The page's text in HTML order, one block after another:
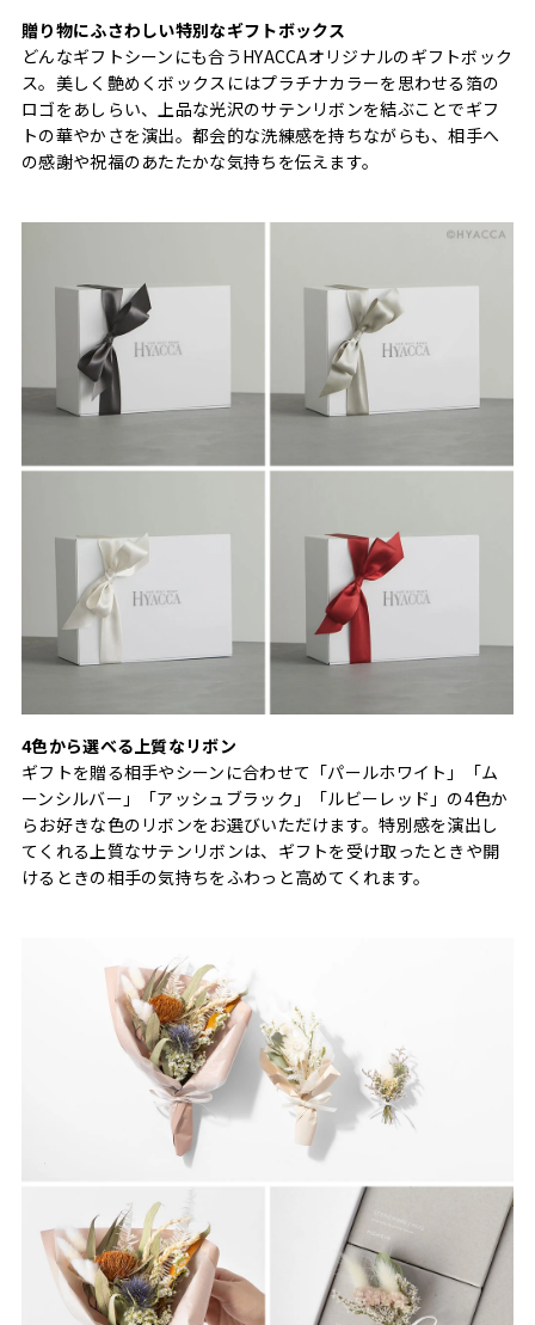
贈り物にふさわしい特別なギフトボックス
どんなギフトシーンにも合うHYACCAオリジナルのギフトボック
ス。美しく艶めくボックスにはプラチナカラーを思わせる箔の
ロゴをあしらい、上品な光沢のサテンリボンを結ぶことでギフ
トの華やかさを演出。都会的な洗練感を持ちながらも、相手へ
の感謝や祝福のあたたかな気持ちを伝えます。
4色から選べる上質なリボン
ギフトを贈る相手やシーンに合わせて「パールホワイト」「ム
ーンシルバー」「アッシュブラック」「ルビーレッド」の4色か
らお好きな色のリボンをお選びいただけます。特別感を演出し
てくれる上質なサテンリボンは、ギフトを受け取ったときや開
けるときの相手の気持ちをふわっと高めてくれます。